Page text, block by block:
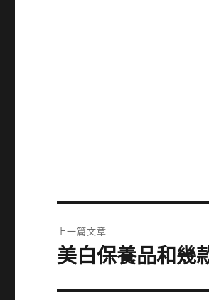
章
上一篇文章
上
篇
美白保養品和幾